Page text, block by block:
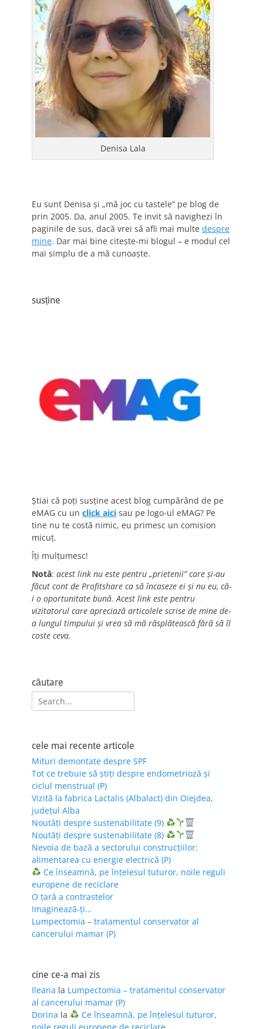
Denisa Lala
Eu sunt Denisa și „mă joc cu tastele” pe blog de
prin 2005. Da, anul 2005. Te invit să navighezi în
paginile de sus, dacă vrei să afli mai multe despre
mine. Dar mai bine citește-mi blogul – e modul cel
mai simplu de a mă cunoaște.
susține
Știai că poți susține acest blog cumpărând de pe
eMAG cu un click aici sau pe logo-ul eMAG? Pe
tine nu te costă nimic, eu primesc un comision
micuț.
Îți mulțumesc!
Notă: acest link nu este pentru „prietenii” care și-au
făcut cont de Profitshare ca să încaseze ei și nu eu, că-
i o oportunitate bună. Acest link este pentru
vizitatorul care apreciază articolele scrise de mine de-
a lungul timpului și vrea să mă răsplătească fără să îl
coste ceva.
căutare
Search
for:
cele mai recente articole
Mituri demontate despre SPF
Tot ce trebuie să știți despre endometrioză și
ciclul menstrual (P)
Vizită la fabrica Lactalis (Albalact) din Oiejdea,
județul Alba
Noutăți despre sustenabilitate (9)
Noutăți despre sustenabilitate (8)
Nevoia de bază a sectorului construcțiilor:
alimentarea cu energie electrică (P)
Ce înseamnă, pe înțelesul tuturor, noile reguli
europene de reciclare
O țară a contrastelor
Imaginează-ți…
Lumpectomia – tratamentul conservator al
cancerului mamar (P)
cine ce-a mai zis
Ileana la Lumpectomia – tratamentul conservator
al cancerului mamar (P)
Dorina la
Ce înseamnă, pe înțelesul tuturor,